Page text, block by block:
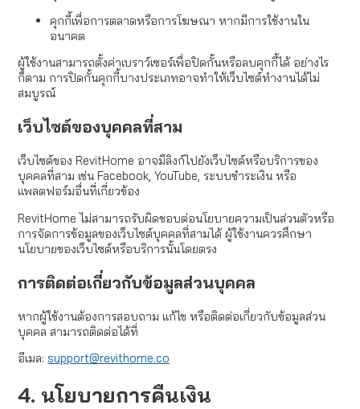
คุกกี้เพื่อการตลาดหรือการโฆษณา หากมีการใช้งานใน
อนาคต
ผู้ใช้งานสามารถตั้งค่าเบราว์เซอร์เพื่อปิดกั้นหรือลบคุกกี้ได้ อย่างไร
ก็ตาม การปิดกั้นคุกกี้บางประเภทอาจทำให้เว็บไซต์ทำงานได้ไม่
สมบูรณ์
เว็บไซต์ของบุคคลที่สาม
เว็บไซต์ของ RevitHome อาจมีลิงก์ไปยังเว็บไซต์หรือบริการของ
บุคคลที่สาม เช่น Facebook, YouTube, ระบบชำระเงิน หรือ
แพลตฟอร์มอื่นที่เกี่ยวข้อง
RevitHome ไม่สามารถรับผิดชอบต่อนโยบายความเป็นส่วนตัวหรือ
การจัดการข้อมูลของเว็บไซต์บุคคลที่สามได้ ผู้ใช้งานควรศึกษา
นโยบายของเว็บไซต์หรือบริการนั้นโดยตรง
การติดต่อเกี่ยวกับข้อมูลส่วนบุคคล
หากผู้ใช้งานต้องการสอบถาม แก้ไข หรือติดต่อเกี่ยวกับข้อมูลส่วน
บุคคล สามารถติดต่อได้ที่
อีเมล: support@revithome.co
4. นโยบายการคืนเงิน